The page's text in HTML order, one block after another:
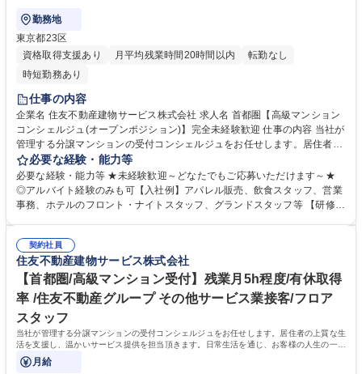
勤務地
東京都23区
資格取得支援あり
月平均残業時間20時間以内
転勤なし
時短勤務あり
仕事の内容
企業名 住友不動産建物サービス株式会社 求人名 首都圏【高級マンション
コンシェルジュ(オープンポジション)】完全未経験歓迎 仕事の内容 当社が
管理する分譲マンションの受付コンシェルジュをお任せします。居住者の
上質な生活を支援し、温かいサービス提供を担当頂きます。日常生活を通
じ、お客様の人生の一部に携わる特別なお仕事です。 【受付業務】(1)取
次サービス：クリーニング、宅配便(2)セクレタリーサービス：共用施設予
約、タクシー手配、物品販売、クローク等(3)業者紹介サービス：リフォー
備品の貸出状況の管理(3)データ入力 ：お客様の問い合わせ内容の入力 ★
制服あり 募集職種 首都圏【高級マンションコンシェルジュ(オープンポジ
ション)】完全未経験歓迎
必要な経験・能力等
必要な経験・能力等 ★未経験歓迎～どなたでもご応募いただけます～★
◎アルバイト経験のみも可【入社例】アパレル販売、飲食スタッフ、営業
事務、ホテルのフロント・ナイトスタッフ、グランドスタッフ等 【研修制
んでいただけます。 【働く環境】■配属マンション駅近率91%■残業時間1
分単位100%支給■残業平均時間4.8時間/月【育休産休】産前産後休暇・育
児休暇取得率100%！現在3名の方が育休産休中。復帰後は内勤系業務も応
相談です。 学歴・資格 学歴：大学院 大学 高専 短大 専修学校 高校 語学
力： 資格：
契約社員
住友不動産建物サービス株式会社
【首都圏/高級マンション受付】残業月5h程度/有休取得
率 /住友不動産グループ その他サービス業接客/フロア
スタッフ
当社が管理する分譲マンションの受付コンシェルジュをお任せします。居住者の上質な生
活を支援し、温かいサービス提供を担当頂きます。日常生活を通じ、お客様の人生の一部
に携わる特別なお仕事です。
月給